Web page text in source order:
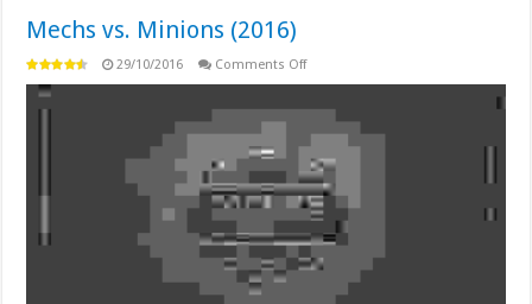
Mechs vs. Minions (2016)
29/10/2016 Comments Offon
Minions
(2016)